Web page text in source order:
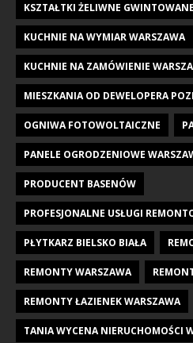
KSZTAŁTKI ŻELIWNE
KUCHNIE NA WYMIAR WARSZAWA
KUCHNIE NA ZAMÓWIENIE
MIESZKANIA OD DEWELOPERA
OGNIWA FOTOWOLTAICZNE
PANELE OGRODZENIOWE
PRODUCENT BASENÓW
PROFESJONALNE USŁUGI
PŁYTKARZ BIELSKO BIAŁA
REMONTY WARSZAWA
REMONTY ŁAZIENEK WARSZAWA
TANIA WYCENA NIERUCHOMOŚCI